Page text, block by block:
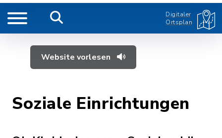
Digitaler
Ortsplan
Website vorlesen
Soziale Einrichtungen